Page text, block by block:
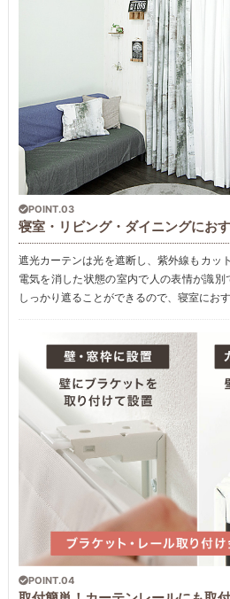
POINT.03
寝室・リビング・ダイニングにお
遮光カーテンは光を遮断し、紫外線もカッ
電気を消した状態の室内で人の表情が識
しっかり遮ることができるので、寝室におす
POINT.04